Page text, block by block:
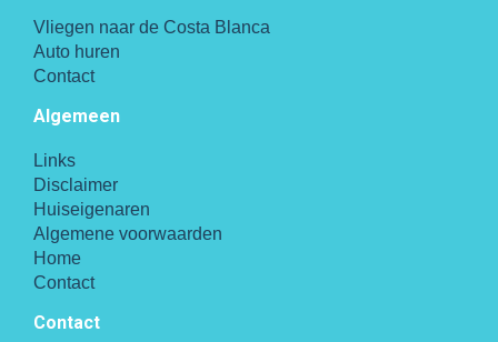
Vliegen naar de Costa Blanca
Auto huren
Contact
Algemeen
Links
Disclaimer
Huiseigenaren
Algemene voorwaarden
Home
Contact
Contact